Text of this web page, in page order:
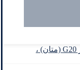
قیمت شارژ کپسول گاز G20 (متان) ،